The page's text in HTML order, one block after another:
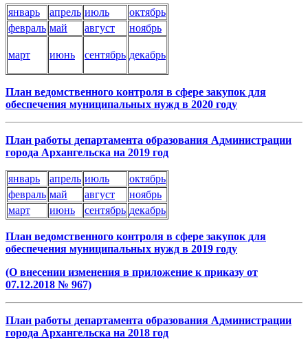
январь апрель июль
октябрь
февраль май август ноябрь
март июнь сентябрь декабрь
План ведомственного контроля в сфере закупок для
обеспечения муниципальных нужд в 2020 году
План работы департамента образования Администрации
города Архангельска на 2019 год
январь апрель июль
октябрь
февраль май август
ноябрь
март
июнь сентябрь декабрь
План ведомственного контроля в сфере закупок для
обеспечения муниципальных нужд в 2019 году
(О внесении изменения в приложение к приказу от
07.12.2018 № 967)
План работы департамента образования Администрации
города Архангельска на 2018 год